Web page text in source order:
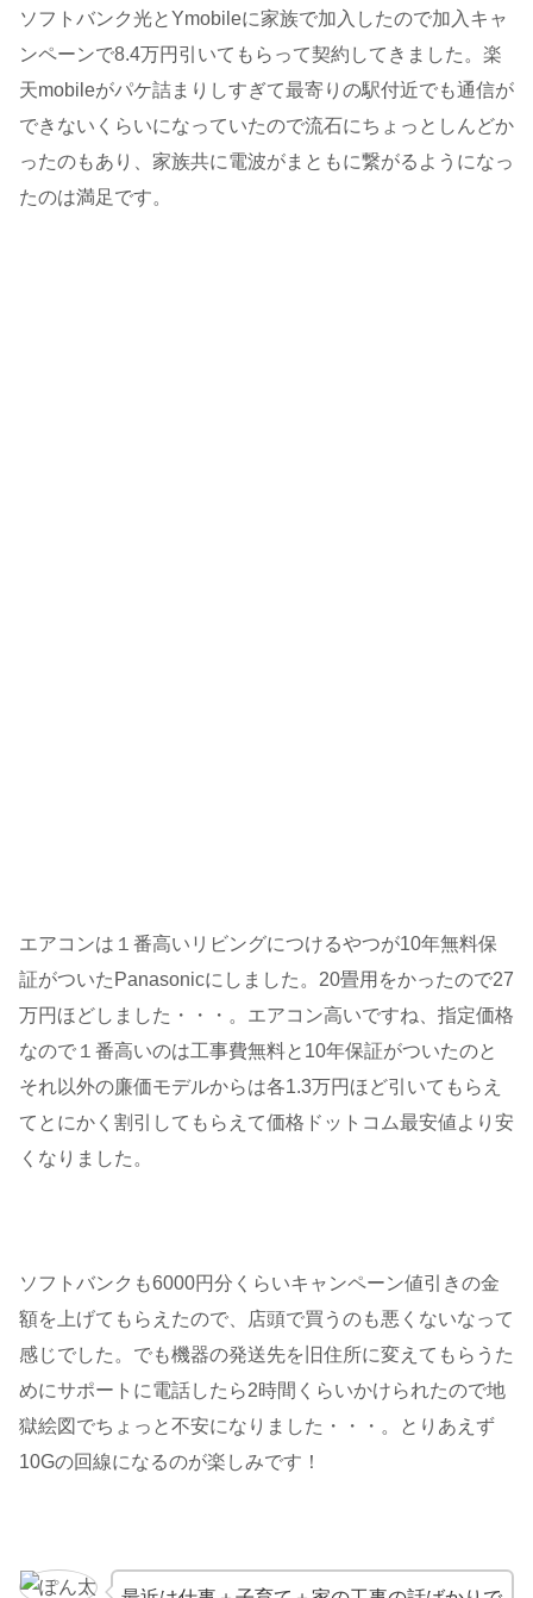
ソフトバンク光とYmobileに家族で加入したので加入キャ
ンペーンで8.4万円引いてもらって契約してきました。楽
天mobileがパケ詰まりしすぎて最寄りの駅付近でも通信が
できないくらいになっていたので流石にちょっとしんどか
ったのもあり、家族共に電波がまともに繋がるようになっ
たのは満足です。
エアコンは１番高いリビングにつけるやつが10年無料保
証がついたPanasonicにしました。20畳用をかったので27
万円ほどしました・・・。エアコン高いですね、指定価格
なので１番高いのは工事費無料と10年保証がついたのと
それ以外の廉価モデルからは各1.3万円ほど引いてもらえ
てとにかく割引してもらえて価格ドットコム最安値より安
くなりました。
ソフトバンクも6000円分くらいキャンペーン値引きの金
額を上げてもらえたので、店頭で買うのも悪くないなって
感じでした。でも機器の発送先を旧住所に変えてもらうた
めにサポートに電話したら2時間くらいかけられたので地
獄絵図でちょっと不安になりました・・・。とりあえず
10Gの回線になるのが楽しみです！